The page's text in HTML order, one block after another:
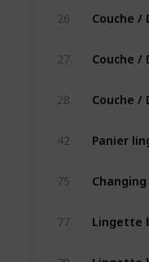
26 Couche /
27 Couche /
28 Couche /
42 Panier
75
77 Lingette
Lingette